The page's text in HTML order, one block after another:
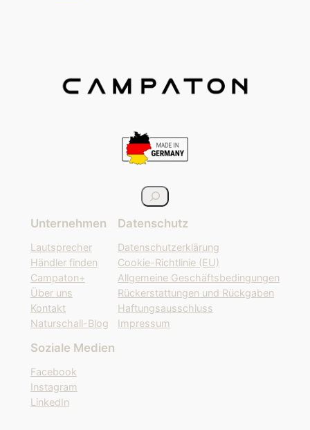
S
u
c
e
n
Unternehmen
Lautsprecher
Händler finden
Campaton+
Über uns
Kontakt
Naturschall-Blog
Datenschutz
Datenschutzerklärung
Cookie-Richtlinie (EU)
Allgemeine Geschäftsbedingungen
Rückerstattungen und Rückgaben
Haftungsausschluss
Impressum
Soziale Medien
Facebook
Instagram
LinkedIn